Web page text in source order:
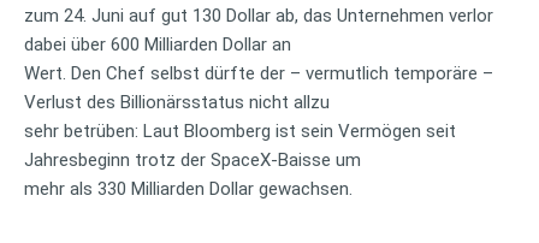
zum 24. Juni auf gut 130 Dollar ab, das Unternehmen verlor
dabei über 600 Milliarden Dollar an
Wert. Den Chef selbst dürfte der – vermutlich temporäre –
Verlust des Billionärsstatus nicht allzu
sehr betrüben: Laut Bloomberg ist sein Vermögen seit
Jahresbeginn trotz der SpaceX-Baisse um
mehr als 330 Milliarden Dollar gewachsen.